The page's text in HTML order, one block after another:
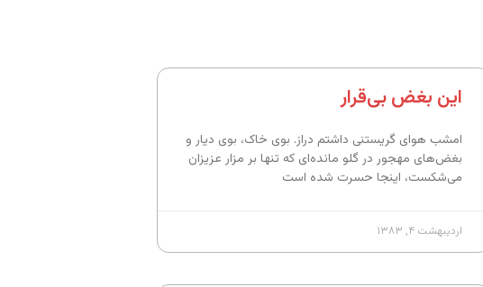
این بغض بی‌قرار
امشب هوای گریستنی داشتم دراز. بوی خاک، بوی دیار و
بغض‌های مهجور در گلو مانده‌ای که تنها بر مزار عزیزان
می‌شکست، اینجا حسرت شده است
اردیبهشت ۴, ۱۳۸۳